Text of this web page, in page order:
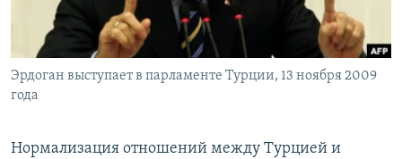
İZ - MƏDƏNIYYƏT PROQRAMI
MATERIALLARIMIZDAN ISTIFADƏ
AZADLIQRADIOSU MOBIL TELEFONUNUZDA
BIZIMLƏ ƏLAQƏ
RFE/RL-in bütün saytları
Эрдоган выступает в парламенте Турции, 13 ноября 2009
года
Нормализация отношений между Турцией и